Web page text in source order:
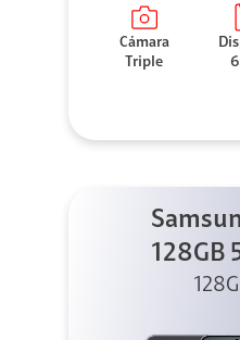
Cámara
Triple
128GB